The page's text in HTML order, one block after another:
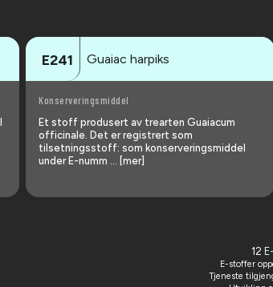
E241 Guaiac harpiks
Konserveringsmiddel
Et stoff produsert av trearten Guaiacum
officinale. Det er registrert som
tilsetningsstoff: som konserveringsmiddel
under E-numm … [mer]
12
E-stoffer
Tjeneste